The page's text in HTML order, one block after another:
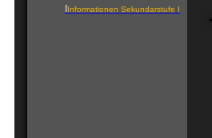
Informationen Sekundarstufe I